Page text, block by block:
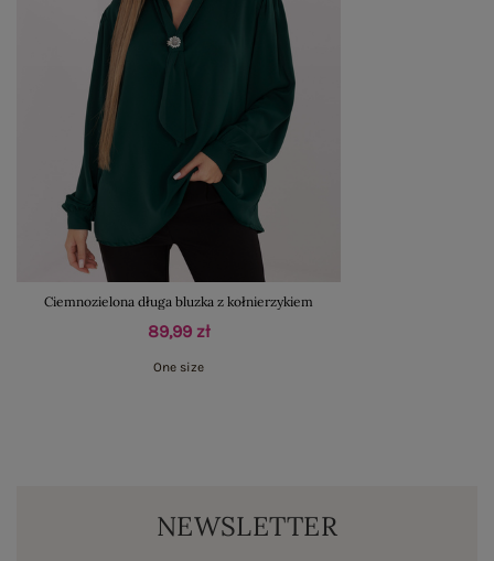
Ciemnozielona długa bluzka z kołnierzykiem
89,99 zł
One size
NEWSLETTER